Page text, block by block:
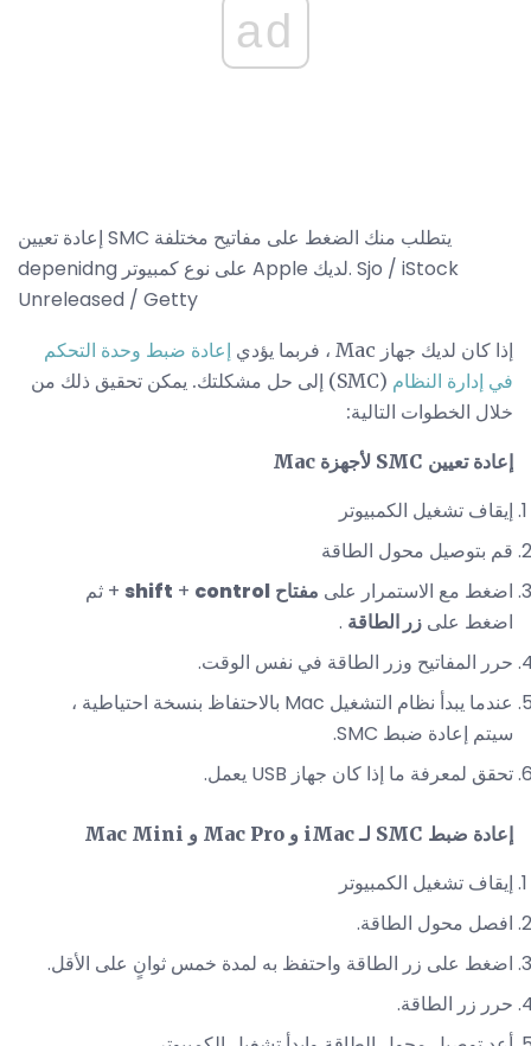
ad
إعادة تعيين SMC يتطلب منك الضغط على مفاتيح مختلفة
depenidng على نوع كمبيوتر Apple لديك. Sjo / iStock
Unreleased / Getty
إذا كان لديك جهاز Mac ، فربما يؤدي
إعادة ضبط وحدة التحكم
في إدارة النظام
(SMC) إلى حل مشكلتك. يمكن تحقيق ذلك من
خلال الخطوات التالية:
إعادة تعيين SMC لأجهزة Mac
إيقاف تشغيل الكمبيوتر
قم بتوصيل محول الطاقة
اضغط مع الاستمرار على مفتاح shift + control
+ ثم
اضغط على زر الطاقة .
حرر المفاتيح وزر الطاقة في نفس الوقت.
عندما يبدأ نظام التشغيل Mac بالاحتفاظ بنسخة احتياطية ،
سيتم إعادة ضبط SMC.
تحقق لمعرفة ما إذا كان جهاز USB يعمل.
إعادة ضبط SMC لـ iMac و Mac Pro و Mac Mini
إيقاف تشغيل الكمبيوتر
افصل محول الطاقة.
اضغط على زر الطاقة واحتفظ به لمدة خمس ثوانٍ على الأقل.
حرر زر الطاقة.